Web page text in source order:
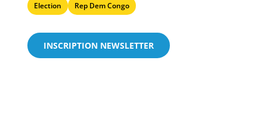
Election Rep Dem Congo
INSCRIPTION NEWSLETTER